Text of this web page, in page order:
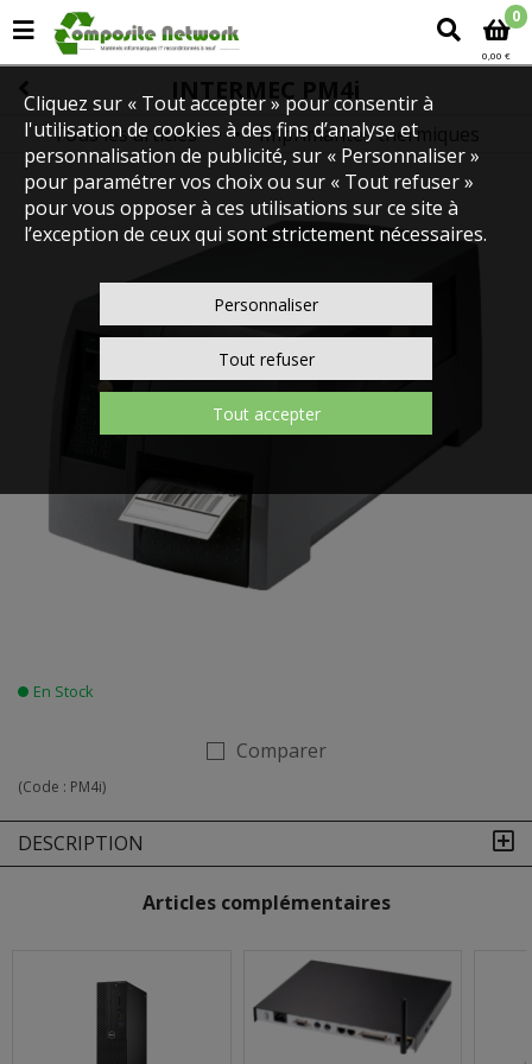
0
0,00 €
INTERMEC PM4i
Tous les articles
IMPRIMANTES
Imprimantes thermiques
En Stock
Comparer
(Code : PM4i)
DESCRIPTION
Articles complémentaires
Cliquez sur « Tout accepter » pour consentir à
l'utilisation de cookies à des fins d’analyse et
personnalisation de publicité, sur « Personnaliser »
pour paramétrer vos choix ou sur « Tout refuser »
pour vous opposer à ces utilisations sur ce site à
l’exception de ceux qui sont strictement nécessaires.
Personnaliser
Tout refuser
Tout accepter